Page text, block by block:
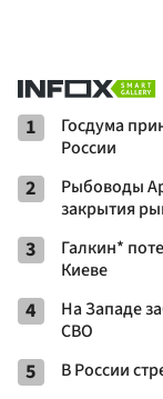
1
Госдума
России
2
Рыбоводы
закрытия
3
Галкин*
Киеве
4
На Западе
СВО
5 В России